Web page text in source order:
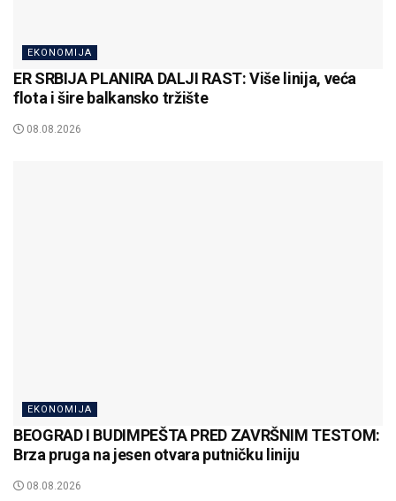
EKONOMIJA
ER SRBIJA PLANIRA DALJI RAST: Više linija, veća
flota i šire balkansko tržište
08.08.2026
EKONOMIJA
BEOGRAD I BUDIMPEŠTA PRED ZAVRŠNIM TESTOM:
Brza pruga na jesen otvara putničku liniju
08.08.2026